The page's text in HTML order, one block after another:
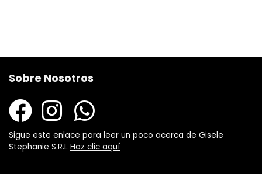
Sobre Nosotros
Sigue este enlace para leer un poco acerca de Gisele
Stephanie S.R.L Haz clic aquí